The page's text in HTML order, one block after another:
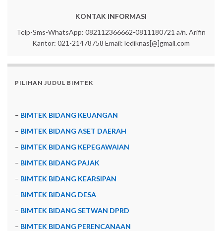
KONTAK INFORMASI
Telp-Sms-WhatsApp: 082112366662-0811180721 a/n. Arifin
Kantor: 021-21478758 Email: lediknas[@]gmail.com
PILIHAN JUDUL BIMTEK
– BIMTEK BIDANG KEUANGAN
– BIMTEK BIDANG ASET DAERAH
– BIMTEK BIDANG KEPEGAWAIAN
– BIMTEK BIDANG PAJAK
– BIMTEK BIDANG KEARSIPAN
– BIMTEK BIDANG DESA
– BIMTEK BIDANG SETWAN DPRD
– BIMTEK BIDANG PERENCANAAN